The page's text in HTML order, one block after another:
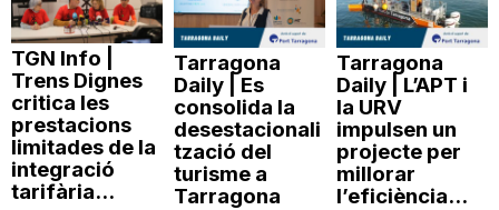
TGN Info |
Trens Dignes
critica les
prestacions
limitades de la
integració
tarifària...
Tarragona
Daily | Es
consolida la
desestacionali
tzació del
turisme a
Tarragona
Tarragona
Daily | L’APT i
la URV
impulsen un
projecte per
millorar
l’eficiència...